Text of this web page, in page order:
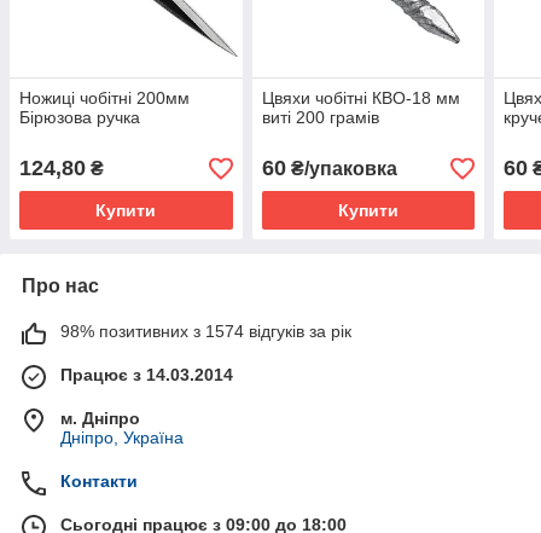
Ножиці чобітні 200мм
Бірюзова ручка
124,80 ₴
Купити
Цвяхи чобітні КВО-18 мм
виті 200 грамів
60₴/упаковка
Купити
60
Про нас
98% позитивних з 1574 відгуків за рік
Працює з 14.03.2014
м. Дніпро
Дніпро, Україна
Контакти
Сьогодні працює з 09:00 до 18:00